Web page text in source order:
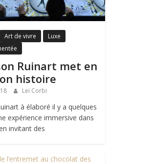
Art de vivre
Luxe
Ruinart met en
histoire
Leï Corbi
à élaboré il y a quelques
expérience immersive dans
invitant des